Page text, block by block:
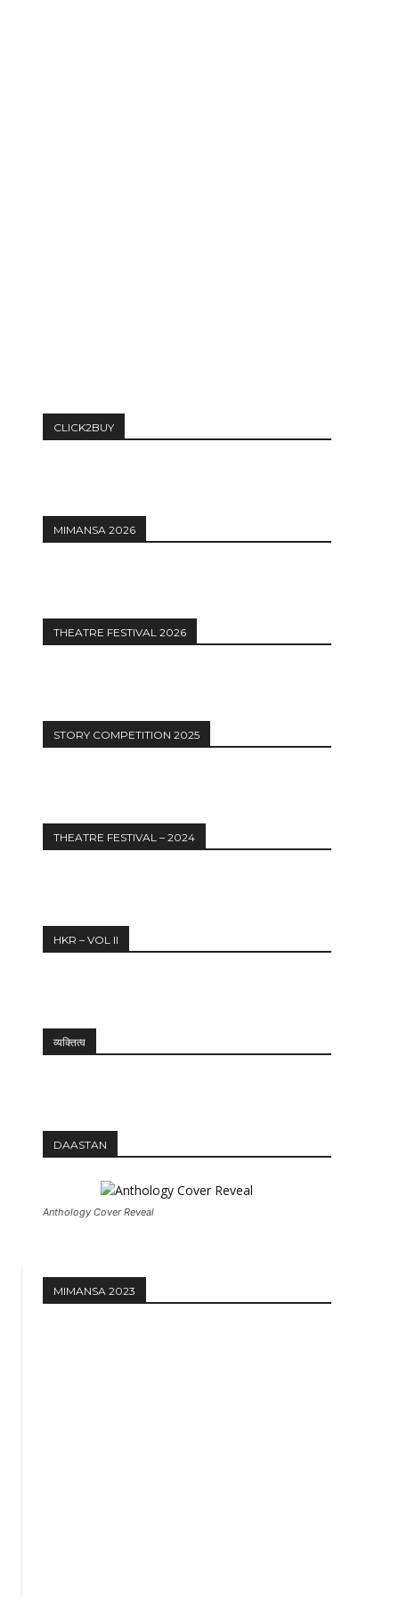
CLICK2BUY
MIMANSA 2026
THEATRE FESTIVAL 2026
STORY COMPETITION 2025
THEATRE FESTIVAL – 2024
HKR – VOL II
व्यक्तित्व
DAASTAN
Anthology Cover Reveal
MIMANSA 2023